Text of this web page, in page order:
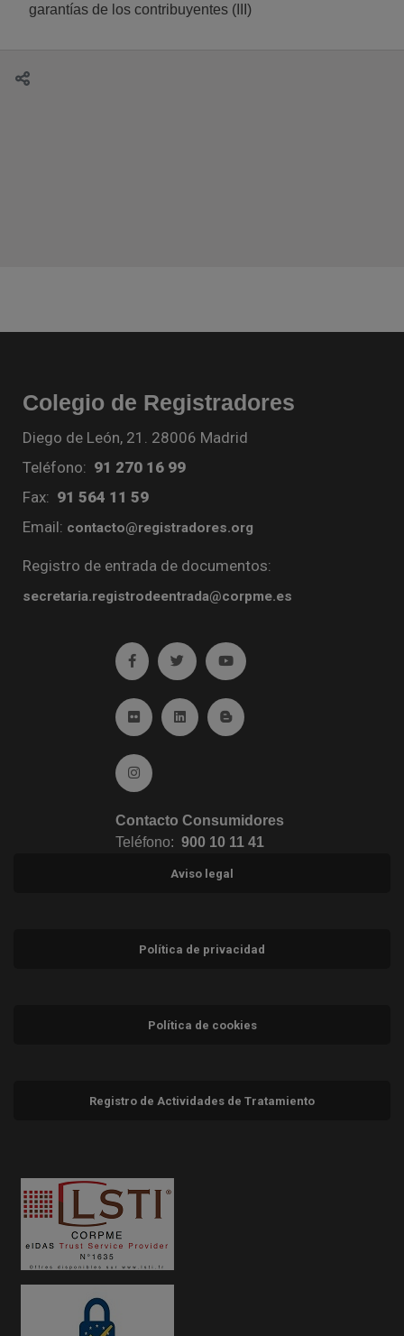
garantías de los contribuyentes (III)
Colegio de Registradores
Diego de León, 21. 28006 Madrid
Teléfono: 91 270 16 99
Fax: 91 564 11 59
Email: contacto@registradores.org
Registro de entrada de documentos:
secretaria.registrodeentrada@corpme.es
Ir a facebook (abre en ventana nueva)
Ir a twitter (abre en ventana nueva)
Ir a YouTube (abre en
Ir a Flickr (abre en ventana nueva)
Ir a Linkedin (abre en ventana nueva)
Ir al Blog (abre en ventana
Ir a Instagram (abre en ventana nueva)
Contacto Consumidores
Teléfono: 900 10 11 41
Aviso legal
Política de privacidad
Política de cookies
Registro de Actividades de Tratamiento